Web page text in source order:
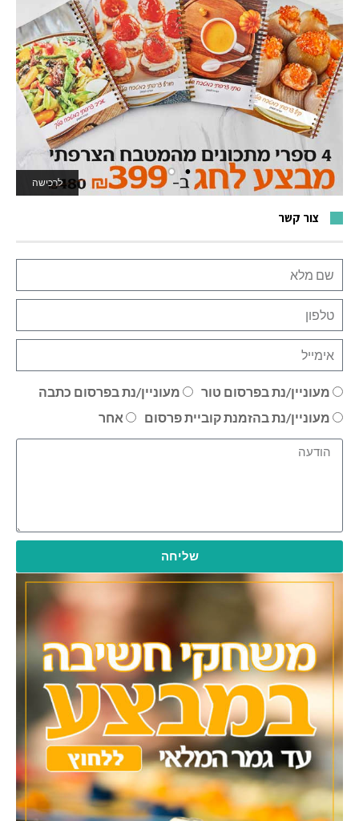
לרכישה
לאתר המשחקים
צור קשר
מעוניין/נת בפרסום טור
מעוניין/נת בפרסום כתבה
מעוניין/נת בהזמנת קוביית פרסום
אחר
שליחה